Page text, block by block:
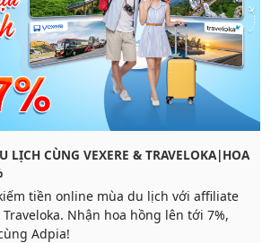
LỊCH CÙNG VEXERE & TRAVELOKA|HOA
tiền online mùa du lịch với affiliate
Nhận hoa hồng lên tới 7%,
Adpia!